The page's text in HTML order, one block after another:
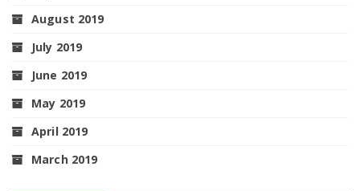
August 2019
July 2019
June 2019
May 2019
April 2019
March 2019